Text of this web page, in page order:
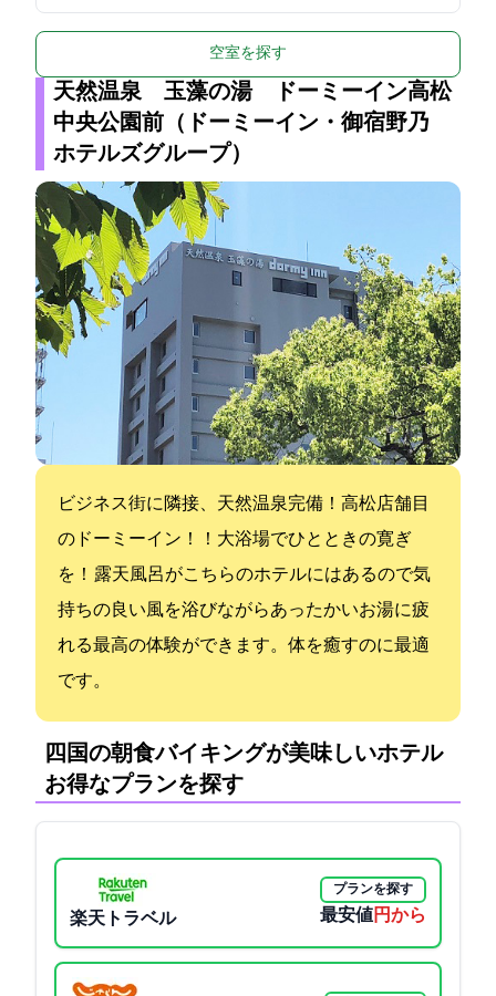
空室を探す
天然温泉 玉藻の湯 ドーミーイン高松
中央公園前（ドーミーイン・御宿野乃
ホテルズグループ）
ビジネス街に隣接、天然温泉完備！高松2店舗目
のドーミーイン！！大浴場でひとときの寛ぎ
を！ 露天風呂がこちらのホテルにはあるので気
持ちの良い風を浴びながらあったかいお湯に疲
れる最高の体験ができます。体を癒すのに最適
です。
四国の朝食バイキングが美味しいホテル:
お得なプランを探す
楽天トラベル
プランを探す
最安値3500円から